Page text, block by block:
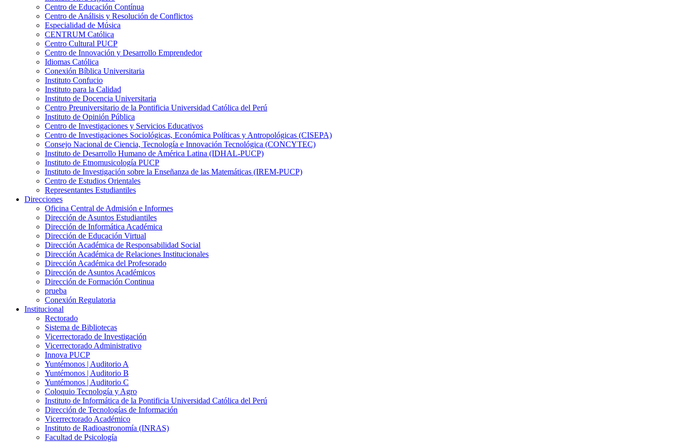
Centro de Educación Contínua
Centro de Análisis y Resolución de Conflictos
Especialidad de Música
CENTRUM Católica
Centro Cultural PUCP
Centro de Innovación y Desarrollo Emprendedor
Idiomas Católica
Conexión Bíblica Universitaria
Instituto Confucio
Instituto para la Calidad
Instituto de Docencia Universitaria
Centro Preuniversitario de la Pontificia Universidad Católica del Perú
Instituto de Opinión Pública
Centro de Investigaciones y Servicios Educativos
Centro de Investigaciones Sociológicas, Económica Políticas y Antropológicas (CISEPA)
Consejo Nacional de Ciencia, Tecnología e Innovación Tecnológica (CONCYTEC)
Instituto de Desarrollo Humano de América Latina (IDHAL-PUCP)
Instituto de Etnomusicología PUCP
Instituto de Investigación sobre la Enseñanza de las Matemáticas (IREM-PUCP)
Centro de Estudios Orientales
Representantes Estudiantiles
Direcciones
Oficina Central de Admisión e Informes
Dirección de Asuntos Estudiantiles
Dirección de Informática Académica
Dirección de Educación Virtual
Dirección Académica de Responsabilidad Social
Dirección Académica de Relaciones Institucionales
Dirección Académica del Profesorado
Dirección de Asuntos Académicos
Dirección de Formación Continua
prueba
Conexión Regulatoria
Institucional
Rectorado
Sistema de Bibliotecas
Vicerrectorado de Investigación
Vicerrectorado Administrativo
Innova PUCP
Yuntémonos | Auditorio A
Yuntémonos | Auditorio B
Yuntémonos | Auditorio C
Coloquio Tecnología y Agro
Instituto de Informática de la Pontificia Universidad Católica del Perú
Dirección de Tecnologías de Información
Vicerrectorado Académico
Instituto de Radioastronomía (INRAS)
Facultad de Psicología